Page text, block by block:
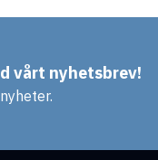
vårt nyhetsbrev!